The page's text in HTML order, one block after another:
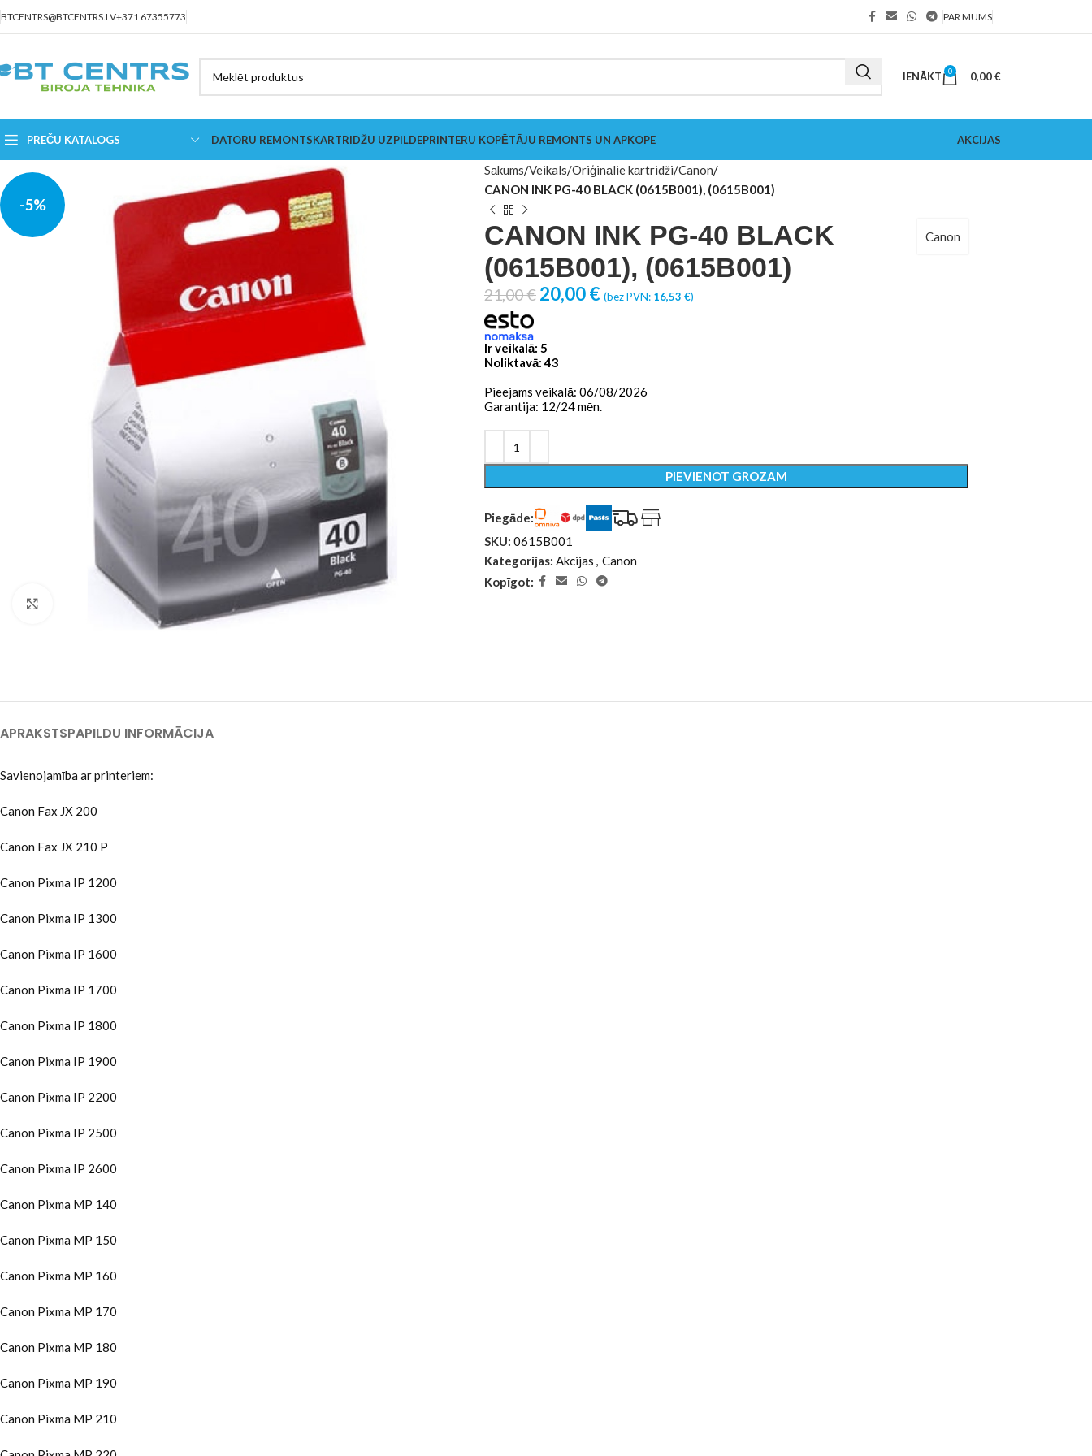
BTCENTRS@BTCENTRS.LV+371 67355773 PAR MUMS
IENĀKT 0 0,00€
PREČU KATALOGS DATORU REMONTSKARTRIDŽU UZPILDEPRINTERU KOPĒTĀJU REMONTS UN APKOPE AKCIJAS
-5%
Click to enlarge
Sākums Veikals Oriģinālie kārtridži Canon
CANON INK PG-40 BLACK (0615B001), (0615B001)
CANON INK PG-40 BLACK
(0615B001), (0615B001)
Canon
21,00€ 20,00€ (bez PVN: 16,53 €)
Ir veikalā: 5
Noliktavā: 43
Pieejams veikalā: 06/08/2026
Garantija: 12/24 mēn.
PIEVIENOT GROZAM
Piegāde:
SKU: 0615B001
Kategorijas: Akcijas , Canon
Kopīgot:
APRAKSTSPAPILDU INFORMĀCIJA
Savienojamība ar printeriem:
Canon Fax JX 200
Canon Fax JX 210 P
Canon Pixma IP 1200
Canon Pixma IP 1300
Canon Pixma IP 1600
Canon Pixma IP 1700
Canon Pixma IP 1800
Canon Pixma IP 1900
Canon Pixma IP 2200
Canon Pixma IP 2500
Canon Pixma IP 2600
Canon Pixma MP 140
Canon Pixma MP 150
Canon Pixma MP 160
Canon Pixma MP 170
Canon Pixma MP 180
Canon Pixma MP 190
Canon Pixma MP 210